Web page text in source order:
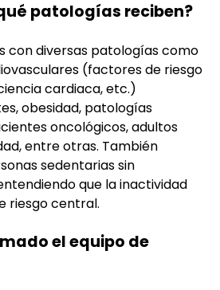
patologías reciben?
con diversas patologías como
(factores de riesgo
cardiaca, etc.)
obesidad, patologías
oncológicos, adultos
entre otras. También
sedentarias sin
que la inactividad
riesgo central.
el equipo de